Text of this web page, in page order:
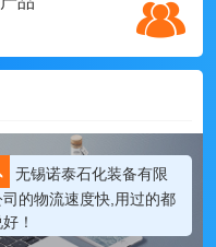
无锡诺泰石化装备有限
司的物流速度快,用过的都
！